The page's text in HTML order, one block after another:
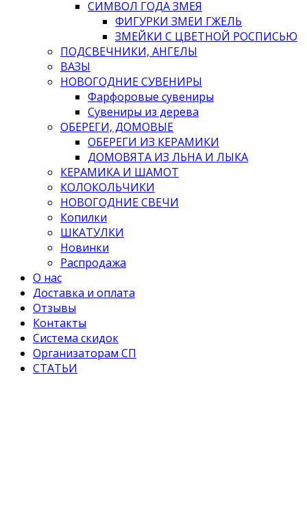
СИМВОЛ ГОДА ЗМЕЯ
ФИГУРКИ ЗМЕИ ГЖЕЛЬ
ЗМЕЙКИ С ЦВЕТНОЙ РОСПИСЬЮ
ПОДСВЕЧНИКИ, АНГЕЛЫ
ВАЗЫ
НОВОГОДНИЕ СУВЕНИРЫ
Фарфоровые сувениры
Сувениры из дерева
ОБЕРЕГИ, ДОМОВЫЕ
ОБЕРЕГИ ИЗ КЕРАМИКИ
ДОМОВЯТА ИЗ ЛЬНА И ЛЫКА
КЕРАМИКА И ШАМОТ
КОЛОКОЛЬЧИКИ
НОВОГОДНИЕ СВЕЧИ
Копилки
ШКАТУЛКИ
Новинки
Распродажа
О нас
Доставка и оплата
Отзывы
Контакты
Система скидок
Организаторам СП
СТАТЬИ